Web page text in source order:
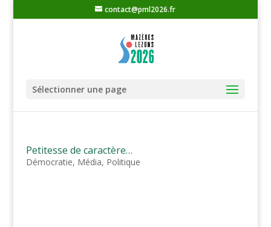
contact@pml2026.fr
Sélectionner une page
Petitesse de caractère…
Démocratie, Média, Politique